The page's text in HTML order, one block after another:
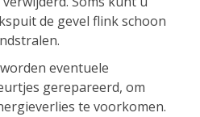
de gevel flink schoon
eventuele
gerepareerd, om
te voorkomen.